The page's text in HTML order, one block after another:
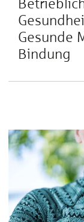
Gesunde
Bindung